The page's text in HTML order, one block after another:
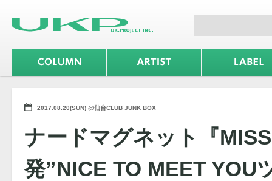
2017.08.20(SUN) @仙台CLUB JUNK BOX
ナードマグネット『
発”NICE TO MEET YOU